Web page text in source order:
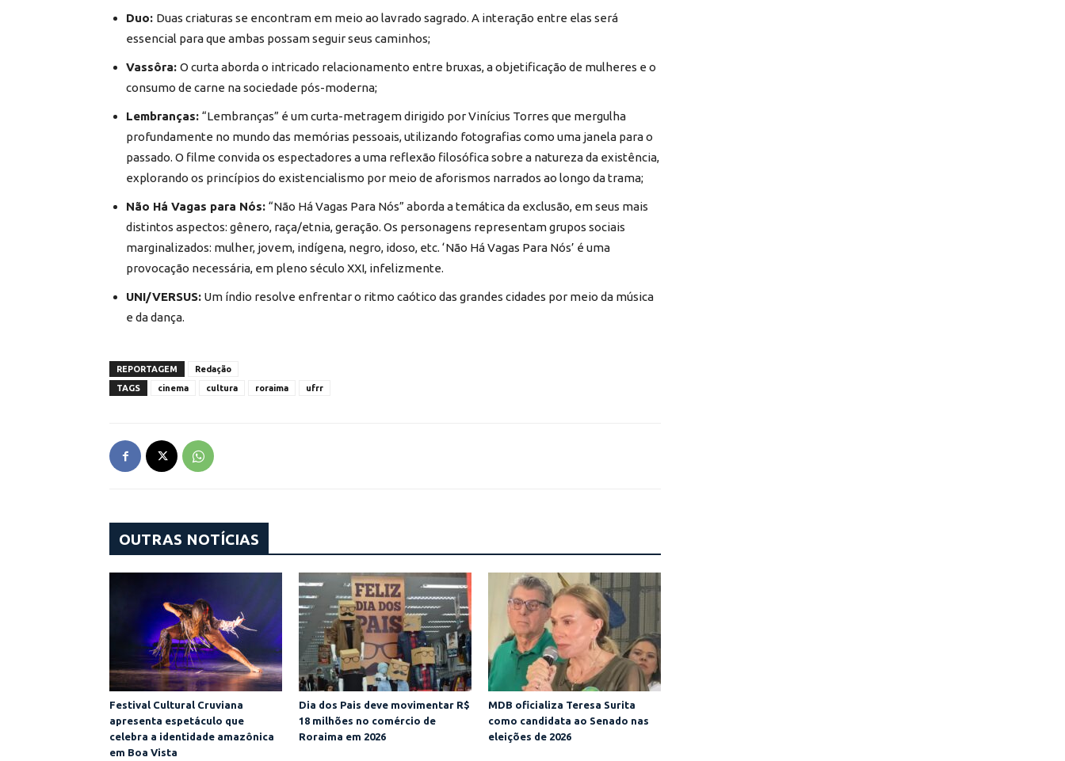
Duo: Duas criaturas se encontram em meio ao lavrado sagrado. A interação entre elas será
essencial para que ambas possam seguir seus caminhos;
Vassôra: O curta aborda o intricado relacionamento entre bruxas, a objetificação de mulheres e o
consumo de carne na sociedade pós-moderna;
Lembranças: “Lembranças” é um curta-metragem dirigido por Vinícius Torres que mergulha
profundamente no mundo das memórias pessoais, utilizando fotografias como uma janela para o
passado. O filme convida os espectadores a uma reflexão filosófica sobre a natureza da existência,
explorando os princípios do existencialismo por meio de aforismos narrados ao longo da trama;
Não Há Vagas para Nós: “Não Há Vagas Para Nós” aborda a temática da exclusão, em seus mais
distintos aspectos: gênero, raça/etnia, geração. Os personagens representam grupos sociais
marginalizados: mulher, jovem, indígena, negro, idoso, etc. ‘Não Há Vagas Para Nós’ é uma
provocação necessária, em pleno século XXI, infelizmente.
UNI/VERSUS: Um índio resolve enfrentar o ritmo caótico das grandes cidades por meio da música
e da dança.
REPORTAGEM
Redação
TAGS
cinema cultura roraima ufrr
OUTRAS NOTÍCIAS
Festival Cultural Cruviana
apresenta espetáculo que
celebra a identidade amazônica
em Boa Vista
Dia dos Pais deve movimentar R$
18 milhões no comércio de
Roraima em 2026
MDB oficializa Teresa Surita
como candidata ao Senado nas
eleições de 2026